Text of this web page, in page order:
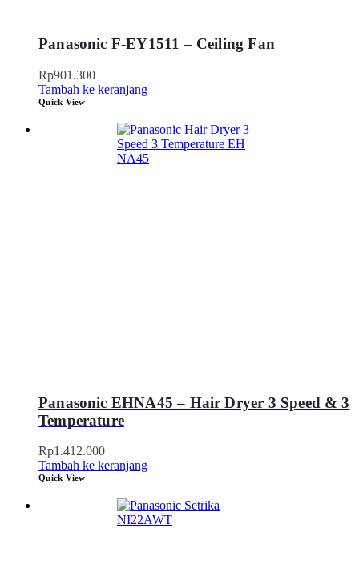
Panasonic F-EY1511 – Ceiling Fan
Rp901.300
Tambah ke keranjang
Quick View
Panasonic EHNA45 – Hair Dryer 3 Speed & 3
Temperature
Rp1.412.000
Tambah ke keranjang
Quick View